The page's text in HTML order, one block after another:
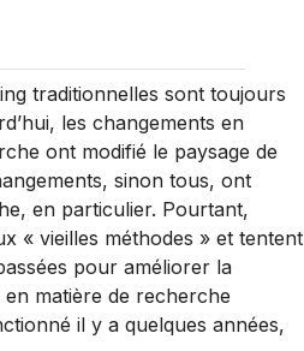
traditionnelles sont toujours
les changements en
ont modifié le paysage de
sinon tous, ont
en particulier. Pourtant,
« vieilles méthodes » et tentent
pour améliorer la
matière de recherche
il y a quelques années,